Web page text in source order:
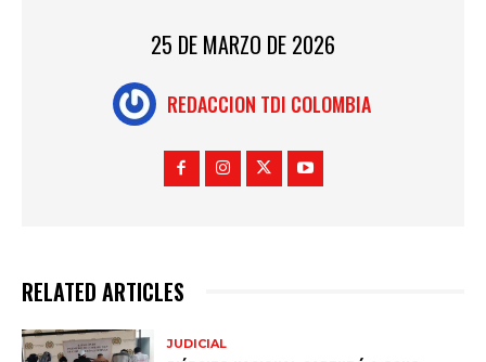
25 DE MARZO DE 2026
REDACCION TDI COLOMBIA
RELATED ARTICLES
JUDICIAL